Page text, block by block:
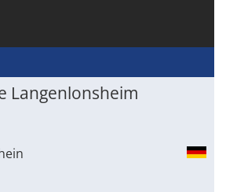
Langenlonsheim